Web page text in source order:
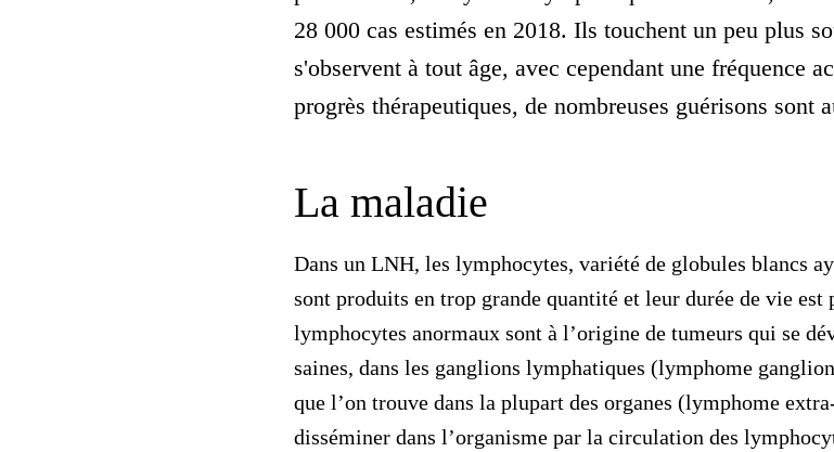
28 000 cas estimés en 2018. Ils touchent un peu plus
s'observent à tout âge, avec cependant une fréquence
progrès thérapeutiques, de nombreuses guérisons sont
La maladie
Dans un LNH, les lymphocytes, variété de globules blancs
sont produits en trop grande quantité et leur durée de vie est
lymphocytes anormauxsont à l’origine de tumeurs qui se
saines, dans les ganglions lymphatiques (lymphome
que l’on trouve dans la plupart des organes (lymphome
disséminer dans l’organisme par la circulation des